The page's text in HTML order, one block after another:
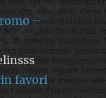
–
favori